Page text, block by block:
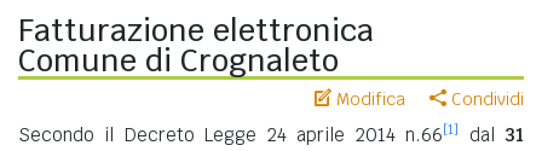
Fatturazione elettronica
Comune di Crognaleto
Modifica Condividi
Secondo il Decreto Legge 24 aprile 2014 n.66[1] dal 31